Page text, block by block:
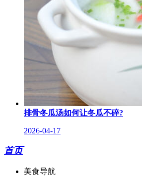
排骨冬瓜汤如何让冬瓜不碎?
2026-04-17
首页
美食导航